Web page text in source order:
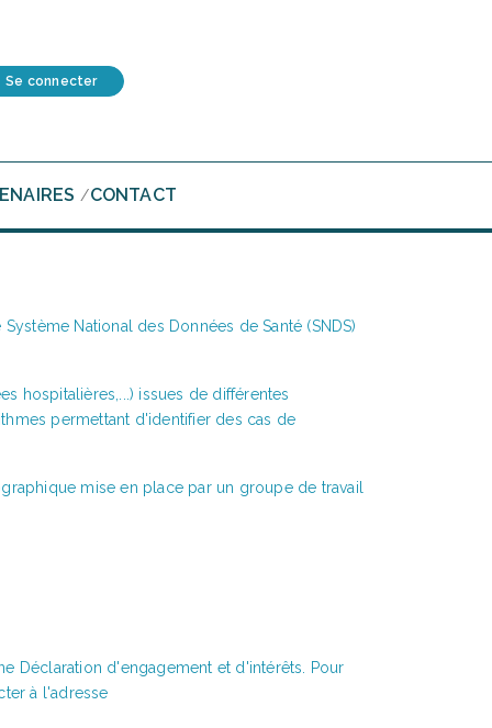
Se connecter
/CONTACT
National des Données de Santé (SNDS)
hospitalières,...) issues de différentes
permettant d'identifier des cas de
mise en place par un groupe de travail
Déclaration d'engagement et d'intérêts. Pour
à l'adresse